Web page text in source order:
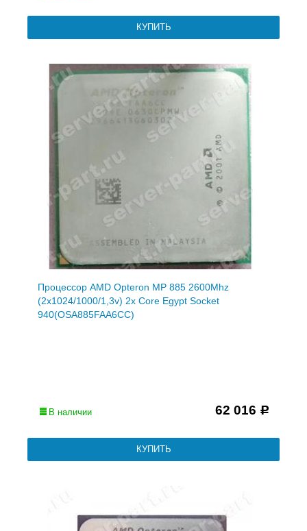
Процессор AMD Opteron MP 885 2600Mhz
(2x1024/1000/1,3v) 2x Core Egypt Socket
940(OSA885FAA6CC)
В наличии 62 016 Р